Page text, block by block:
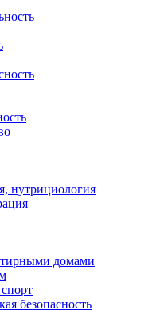
нутрициология
домами
безопасность